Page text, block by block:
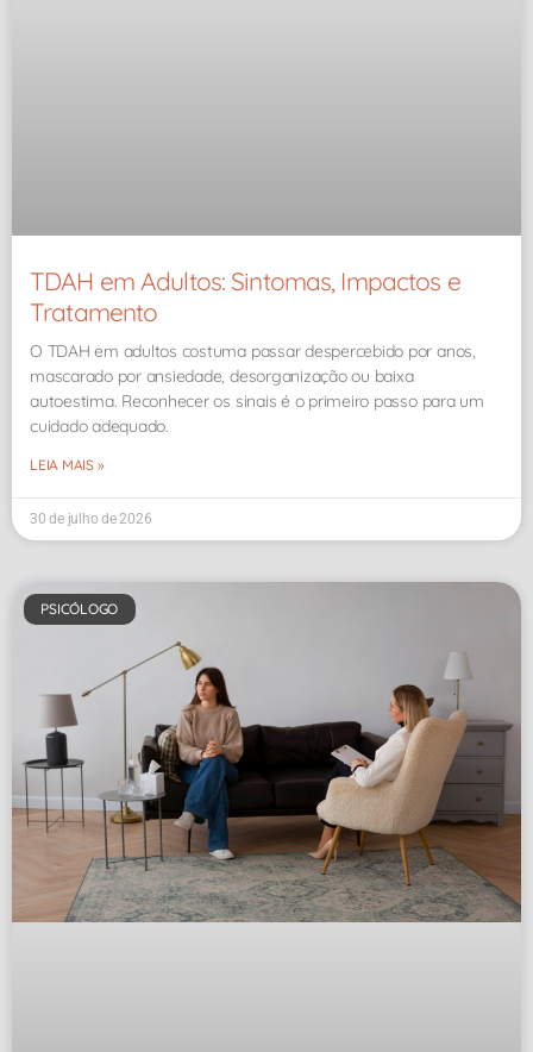
TDAH em Adultos: Sintomas, Impactos e
Tratamento
O TDAH em adultos costuma passar despercebido por anos,
mascarado por ansiedade, desorganização ou baixa
autoestima. Reconhecer os sinais é o primeiro passo para um
cuidado adequado.
LEIA MAIS »
30 de julho de 2026
PSICÓLOGO